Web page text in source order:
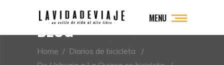
MENU
BLOG
Home / Diarios de bicicleta
/